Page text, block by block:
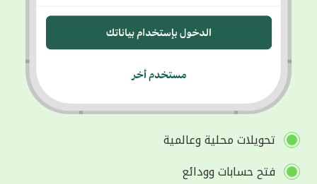
تحويلات محلية وعالمية
فتح حسابات وودائع